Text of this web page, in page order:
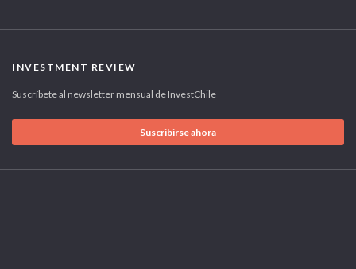
INVESTMENT REVIEW
Suscríbete al newsletter mensual de InvestChile
Suscribirse ahora